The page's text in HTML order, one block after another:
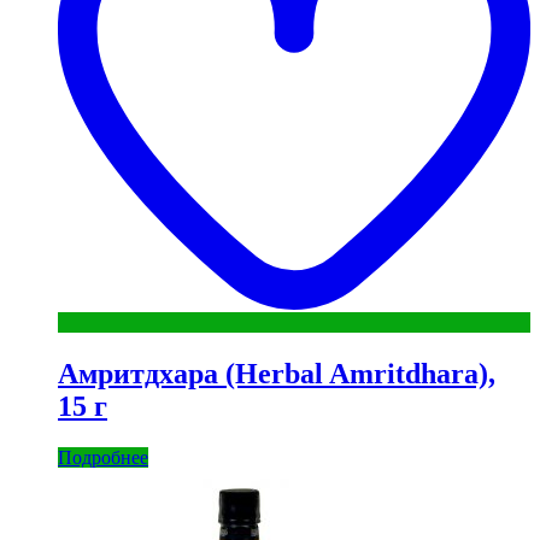
Амритдхара (Herbal Amritdhara),
15 г
Подробнее